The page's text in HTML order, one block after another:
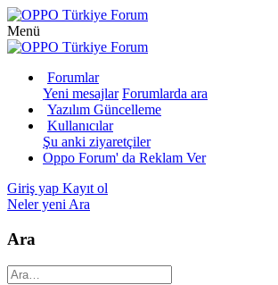
Menü
Forumlar
Yeni mesajlar Forumlarda ara
Yazılım Güncelleme
Kullanıcılar
Şu anki ziyaretçiler
Oppo Forum' da Reklam Ver
Giriş yap Kayıt ol
Neler yeni Ara
Ara